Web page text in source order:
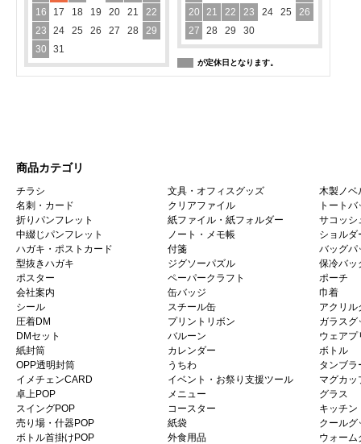
16
17 18 19 20 21
22
23
24 25 26 27 28
29
30
31
20
21 22 23 24 25
26
27
28 29 30
が定休日となります。
商品カテゴリ
チラシ
名刺・カード
折りパンフレット
中綴じパンフレット
ハガキ・ポストカード
型抜きハガキ
ポスター
会社案内
シール
圧着DM
DMセット
紙封筒
OPP透明封筒
イメチェンCARD
卓上POP
スイングPOP
売り場・什器POP
ボトル首掛けPOP
文具・オフィスグッズ
クリアファイル
紙ファイル・紙フォルダー
ノート・メモ帳
付箋
ジグソーパズル
ペーパークラフト
缶バッジ
スチール缶
プリントリボン
バルーン
カレンダー
うちわ
イベント・お祭り支援ツール
メニュー
コースター
紙袋
外食用品
木製ノベ
トートバ
サコッシ
ショルダ
バッグパ
保冷バッ
ポーチ
巾着
アクリル
ガラスグ
ウェアプ
ボトル
タンブラ
マグカッ
グラス
キッチン
クールグ
ウォーム